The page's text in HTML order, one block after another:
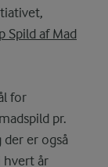
Spild af Mad
for
pr.
er også
hvert år